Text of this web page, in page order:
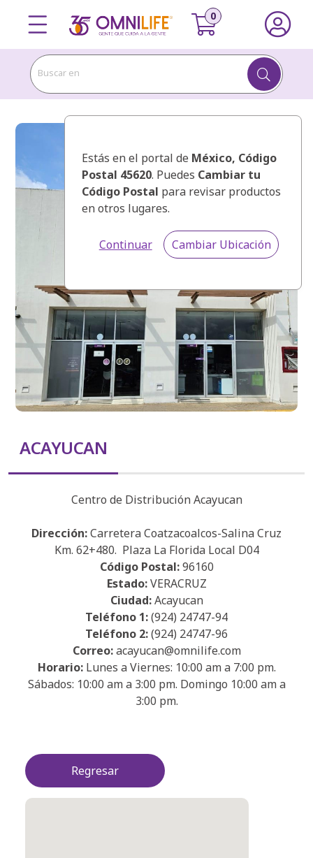
Buscar en
Estás en el portal de México, Código
Postal 45620. Puedes Cambiar tu
Código Postal para revisar productos
en otros lugares.
Continuar Cambiar Ubicación
ACAYUCAN
Centro de Distribución Acayucan
Dirección:Carretera Coatzacoalcos-Salina Cruz
Km. 62+480. Plaza La Florida Local D04
Código Postal:96160
Estado:VERACRUZ
Ciudad:Acayucan
Teléfono 1:(924) 24747-94
Teléfono 2:(924) 24747-96
Correo:acayucan@omnilife.com
Horario:Lunes a Viernes: 10:00 am a 7:00 pm.
Sábados: 10:00 am a 3:00 pm. Domingo 10:00 am a
3:00 pm.
Regresar